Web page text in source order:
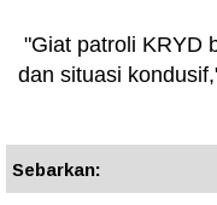
"Giat patroli KRYD
dan situasi
Sebarkan: